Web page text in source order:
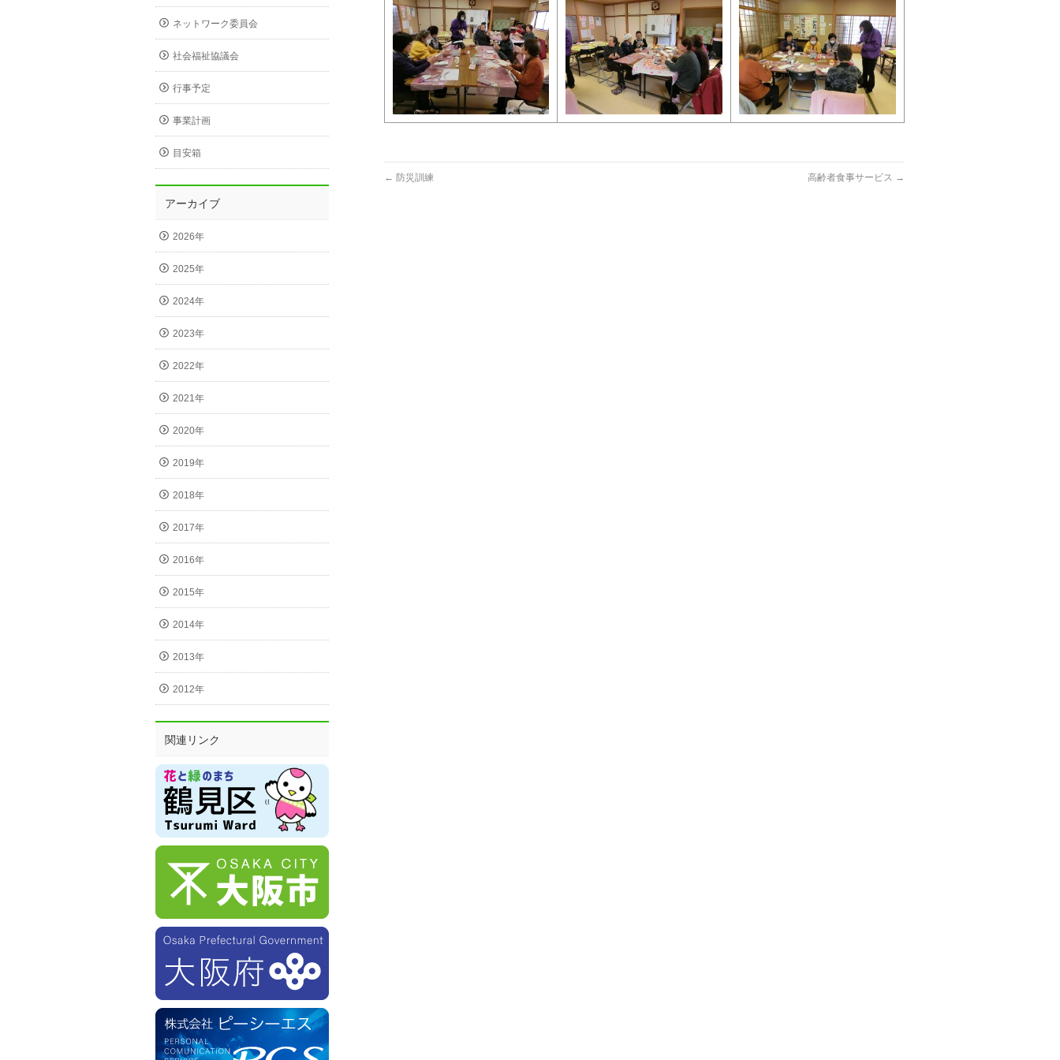
← 防災訓練 高齢者食事サービス →
ネットワーク委員会
社会福祉協議会
行事予定
事業計画
目安箱
アーカイブ
2026年
2025年
2024年
2023年
2022年
2021年
2020年
2019年
2018年
2017年
2016年
2015年
2014年
2013年
2012年
関連リンク